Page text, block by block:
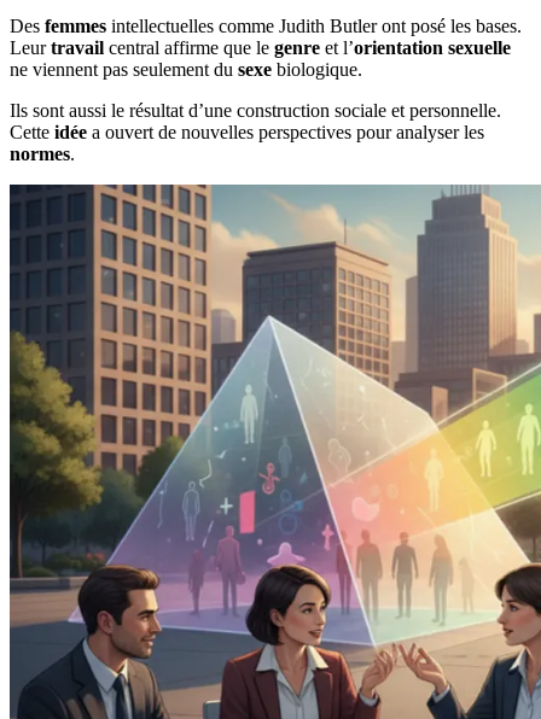
Des femmes intellectuelles comme Judith Butler ont posé les bases.
Leurtravail central affirme que le genre et l’orientation sexuelle
ne viennent pas seulement du sexe biologique.
Ils sont aussi le résultat d’une construction sociale et personnelle.
Cette idée a ouvert de nouvelles perspectives pour analyser les
normes.